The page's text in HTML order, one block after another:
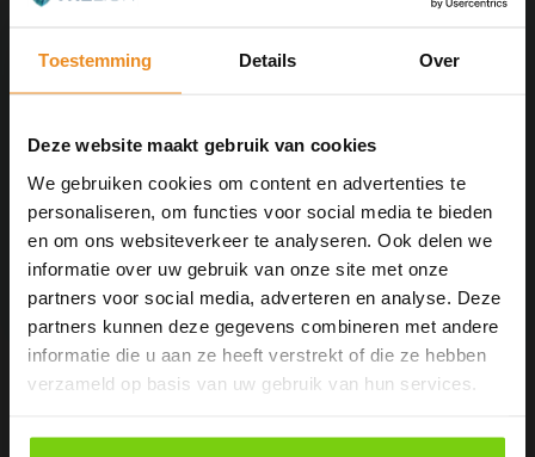
Toestemming Details Over
Deze website maakt gebruik van cookies
We gebruiken cookies om content en advertenties te
personaliseren, om functies voor social media te bieden
en om ons websiteverkeer te analyseren. Ook delen we
informatie over uw gebruik van onze site met onze
partners voor social media, adverteren en analyse. Deze
partners kunnen deze gegevens combineren met andere
informatie die u aan ze heeft verstrekt of die ze hebben
verzameld op basis van uw gebruik van hun services.
Telefoon
Geef ons een brul
Deze site wordt beveiligd door reCAPTCHA. Hierop zijn de
Google Privacy PolicyenAlgemene voorwaardenvan
toepassing.